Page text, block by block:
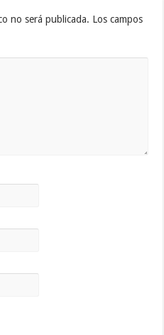
no será publicada. Los campos